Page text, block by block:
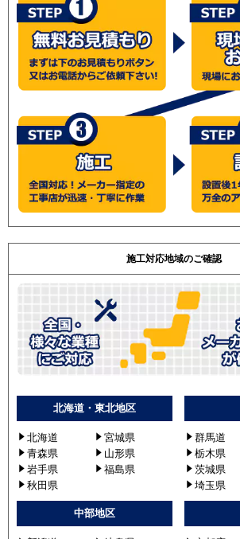
施工対応地域のご確認
北海道・東北地区
北海道
宮城県
青森県
山形県
岩手県
福島県
秋田県
群馬道
栃木県
茨城県
埼玉県
中部地区